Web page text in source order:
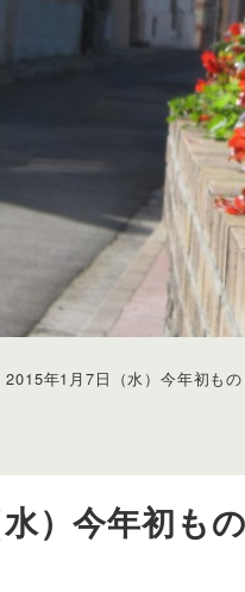
2015年1月7日（水）今年初も
）今年初も